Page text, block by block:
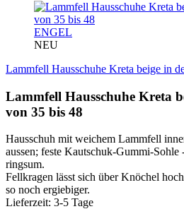
ENGEL
NEU
Lammfell Hausschuhe Kreta beige in
Lammfell Hausschuhe Kreta
von 35 bis 48
Hausschuh mit weichem Lammfell
aussen; feste Kautschuk-Gummi-
ringsum.
Fellkragen lässt sich über Knöchel
so noch ergiebiger.
Lieferzeit: 3-5 Tage